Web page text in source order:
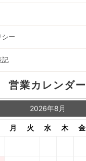
シー
記
営業カレンダー
2026年8月
月 火 水 木 金